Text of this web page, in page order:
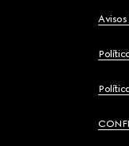
Avisos